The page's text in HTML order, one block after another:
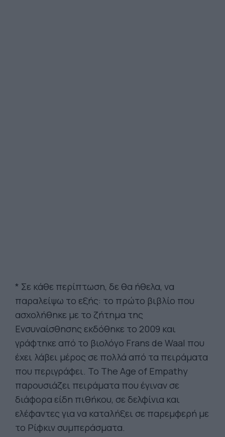
* Σε κάθε περίπτωση, δε θα ήθελα, να
παραλείψω το εξής: το πρώτο βιβλίο που
ασχολήθηκε με το ζήτημα της
Ενσυναίσθησης εκδόθηκε το 2009 και
γράφτηκε από το βιολόγο Frans de Waal που
έχει λάβει μέρος σε πολλά από τα πειράματα
που περιγράφει. Το The Age of Empathy
παρουσιάζει πειράματα που έγιναν σε
διάφορα είδη πιθήκου, σε δελφίνια και
ελέφαντες για να καταλήξει σε παρεμφερή με
το Ρίφκιν συμπεράσματα.